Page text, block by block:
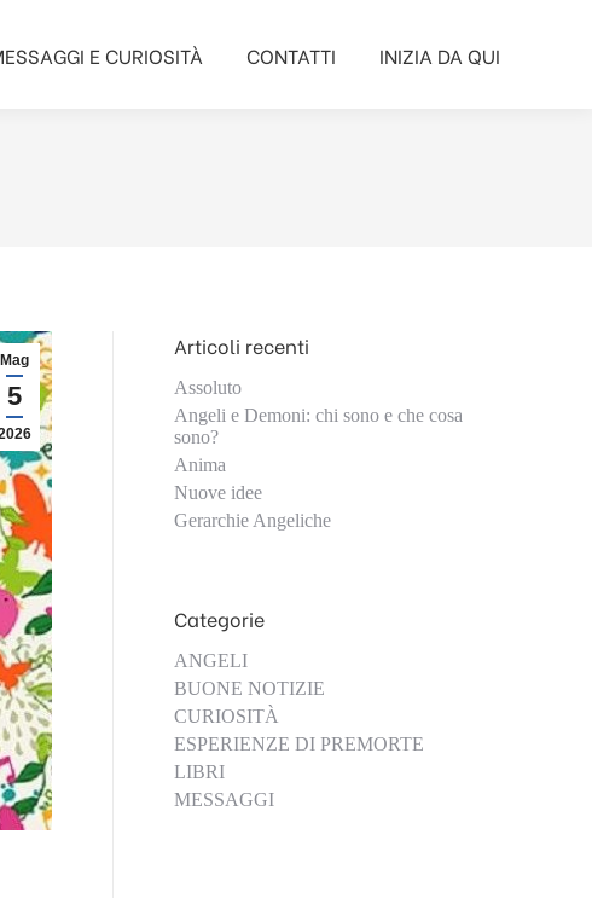
E CURIOSITÀ CONTATTI INIZIA DA QUI
Mag
5
Articoli recenti
Assoluto
Angeli e Demoni: chi sono e che cosa
sono?
Anima
Nuove idee
Gerarchie Angeliche
Categorie
ANGELI
BUONE NOTIZIE
CURIOSITÀ
ESPERIENZE DI PREMORTE
LIBRI
MESSAGGI
MESSAGGI E CURIOSITÀ